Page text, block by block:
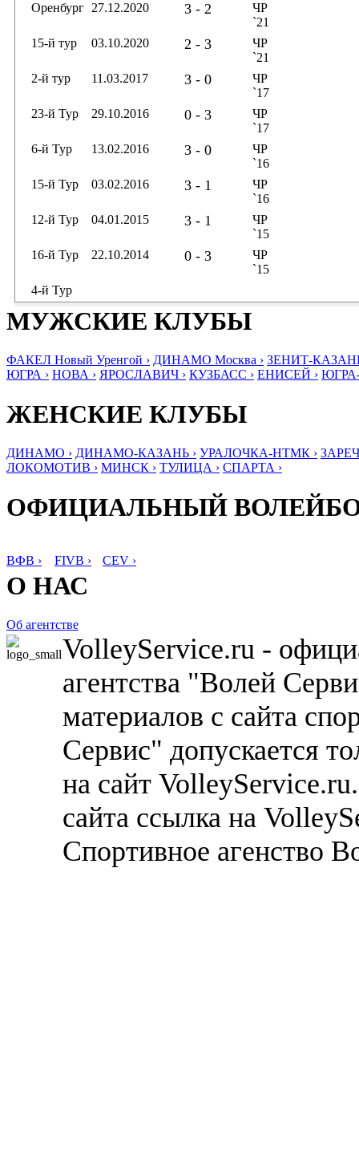
Оренбург 27.12.2020 3 - 2
ЧР
`21
15-й тур
03.10.2020 2 - 3
ЧР
`21
2-й тур
11.03.2017 3 - 0
ЧР
`17
23-й Тур
29.10.2016 0 - 3
ЧР
`17
6-й Тур
13.02.2016 3 - 0
ЧР
`16
15-й Тур
03.02.2016 3 - 1
ЧР
`16
12-й Тур
04.01.2015 3 - 1
ЧР
`15
16-й Тур
22.10.2014 0 - 3
ЧР
`15
4-й Тур
МУЖСКИЕ КЛУБЫ
ФАКЕЛ Новый Уренгой › ДИНАМО Москва › ЗЕНИТ-
ЮГРА › НОВА › ЯРОСЛАВИЧ › КУЗБАСС › ЕНИСЕЙ ›
ЖЕНСКИЕ КЛУБЫ
ДИНАМО › ДИНАМО-КАЗАНЬ › УРАЛОЧКА-НТМК ›
ЛОКОМОТИВ › МИНСК › ТУЛИЦА › СПАРТА ›
ОФИЦИАЛЬНЫЙ
ВФВ › FIVB › CEV ›
О НАС
Об агентстве
VolleyService.ru -
агентства "Волей
материалов с сайта
Сервис" допускается
на сайт
сайта ссылка на
Спортивное агенство